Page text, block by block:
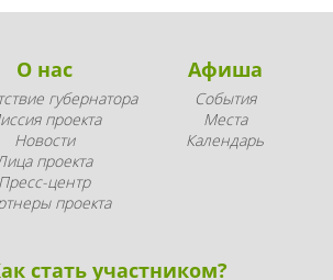
О нас
губернатора
проекта
Новости
проекта
Пресс-центр
проекта
Афиша
События
Места
Календарь
стать участником?